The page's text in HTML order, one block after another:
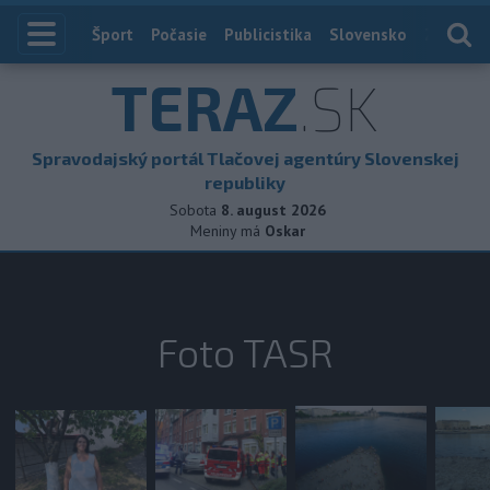
Index
Šport Počasie Publicistika Slovensko
TERAZ.SK
Spravodajský portál Tlačovej agentúry Slovenskej
republiky
Sobota 8. august 2026
Meniny má Oskar
Foto TASR